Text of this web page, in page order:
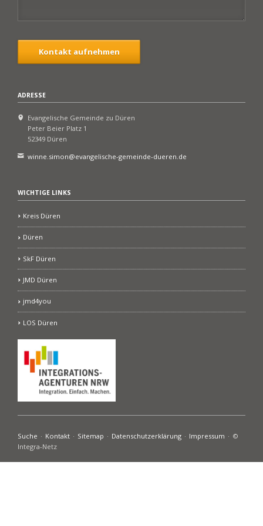
Kontakt aufnehmen
ADRESSE
Evangelische Gemeinde zu Düren
Peter Beier Platz 1
52349 Düren
winne.simon@evangelische-gemeinde-dueren.de
WICHTIGE LINKS
Kreis Düren
Düren
SkF Düren
JMD Düren
jmd4you
LOS Düren
Navigation
überspringen
Suche Kontakt Sitemap Datenschutzerklärung Impressum
©
Integra-Netz